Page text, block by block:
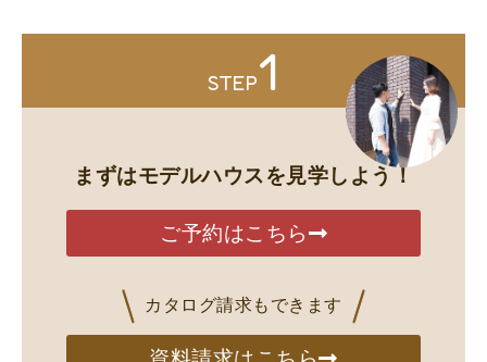
STEP1
まずはモデルハウスを見学しよう！
ご予約はこちら
カタログ請求もできます